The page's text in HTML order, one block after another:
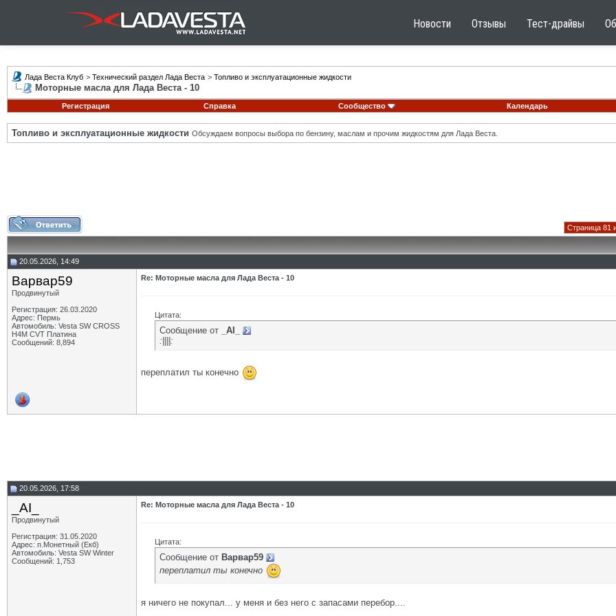
Новости Отзывы Тест-драйвы
Лада Веста Клуб > Технический раздел Лада Веста > Топливо и эксплуатационные жидкости
Моторные масла для Лада Веста - 10
Регистрация
Справка Сообщество Календарь
Топливо и эксплуатационные жидкости Обсуждаем вопросы выбора по бензину, маслам и прочим жидкостям для Лада Веста.
Страница 81
20.05.2026, 14:49
Варвар59
Продвинутый
Регистрация: 26.03.2020
Адрес: Пермь
Автомобиль: Vesta SW CROSS
H4M CVT Платина
Сообщений: 8,894
Re: Моторные масла для Лада Веста - 10
Цитата:
Сообщение от
_AI_
:||||:
переплатил ты конечно
20.05.2026, 17:58
_AI_
Продвинутый
Регистрация: 31.05.2020
Адрес: п.Монетный (Екб)
Автомобиль: Vesta SW Winter
Сообщений: 1,753
Re: Моторные масла для Лада Веста - 10
Цитата:
Сообщение от Варвар59
переплатил ты конечно
я ничего не покупал... у меня и без него с запасами перебор....